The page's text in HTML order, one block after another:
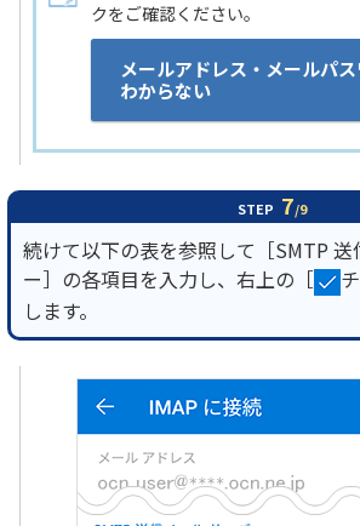
クをご確認ください。
メールアドレス・メールパ
わからない
STEP 7/9
続けて以下の表を参照して［SMTP 送
ー］の各項目を入力し、右上の［
します。